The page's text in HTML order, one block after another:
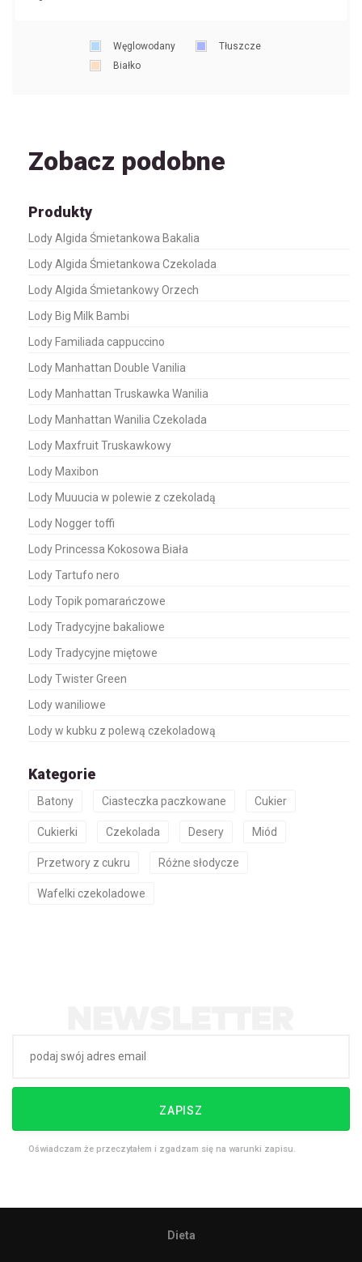
Węglowodany
Tłuszcze
Białko
Zobacz podobne
Produkty
Lody Algida Śmietankowa Bakalia
Lody Algida Śmietankowa Czekolada
Lody Algida Śmietankowy Orzech
Lody Big Milk Bambi
Lody Familiada cappuccino
Lody Manhattan Double Vanilia
Lody Manhattan Truskawka Wanilia
Lody Manhattan Wanilia Czekolada
Lody Maxfruit Truskawkowy
Lody Maxibon
Lody Muuucia w polewie z czekoladą
Lody Nogger toffi
Lody Princessa Kokosowa Biała
Lody Tartufo nero
Lody Topik pomarańczowe
Lody Tradycyjne bakaliowe
Lody Tradycyjne miętowe
Lody Twister Green
Lody waniliowe
Lody w kubku z polewą czekoladową
Kategorie
Batony Ciasteczka paczkowane Cukier
Cukierki Czekolada Desery Miód
Przetwory z cukru Różne słodycze
Wafelki czekoladowe
ZAPISZ
Oświadczam że przeczytałem i zgadzam się na warunki zapisu.
Dieta